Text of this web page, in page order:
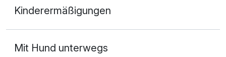
2 Erwachsene
Kinderermäßigungen
Mit Hund unterwegs